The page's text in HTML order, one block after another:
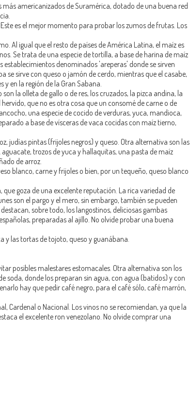
más americanizados de Suramérica, dotado de una buena red
es el mejor momento para probar los zumos de frutas. Los
Al igual que el resto de países de América Latina, el maíz es
Se trata de una especie de tortilla, a base de harina de maíz
denominados 'areperas' donde se sirven
se sirve con queso o jamón de cerdo, mientras que el casabe,
en la región de la Gran Sabana.
la olleta de gallo o de res, los cruzados, la pizca andina, la
que no es otra cosa que un consomé de carne o de
una especie de cocido de verduras, yuca, mandioca,
a base de vísceras de vaca cocidas con maíz tierno,
judías pintas (frijoles negros) y queso. Otra alternativa son las
trozos de yuca y hallaquitas, una pasta de maíz
de arroz.
blanco, carne y frijoles o bien, por un tequeño, queso blanco
goza de una excelente reputación. La rica variedad de
son el pargo y el mero, sin embargo, también se pueden
sobre todo, los langostinos, deliciosas gambas
preparadas al ajillo. No olvide probar una buena
y las tortas de tojoto, queso y guanábana.
posibles malestares estomacales. Otra alternativa son los
soda, donde los preparan sin agua, con agua (batidos) y con
hay que pedir café negro, para el café sólo, café marrón,
Cardenal o Nacional. Los vinos no se recomiendan, ya que la
el excelente ron venezolano. No olvide comprar una